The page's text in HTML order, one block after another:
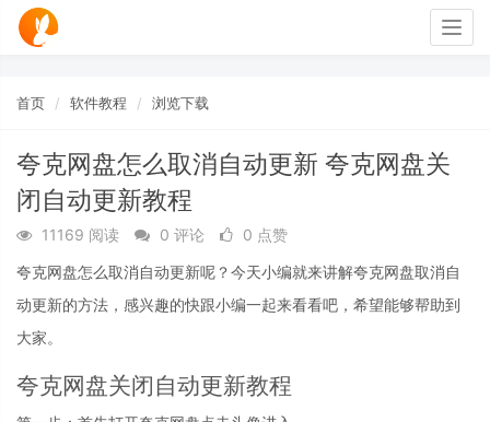
首页 软件教程 浏览下载
夸克网盘怎么取消自动更新 夸克网盘关
闭自动更新教程
11169 阅读 0 评论
0 点赞
夸克网盘怎么取消自动更新呢？今天小编就来讲解夸克网盘取消自
动更新的方法，感兴趣的快跟小编一起来看看吧，希望能够帮助到
大家。
夸克网盘关闭自动更新教程